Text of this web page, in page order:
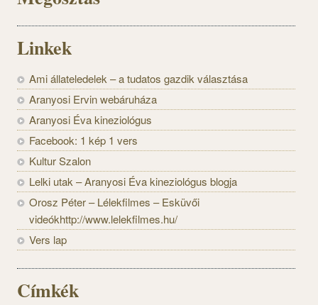
Linkek
Ami állateledelek – a tudatos gazdik választása
Aranyosi Ervin webáruháza
Aranyosi Éva kineziológus
Facebook: 1 kép 1 vers
Kultur Szalon
Lelki utak – Aranyosi Éva kineziológus blogja
Orosz Péter – Lélekfilmes – Esküvői
videókhttp://www.lelekfilmes.hu/
Vers lap
Címkék